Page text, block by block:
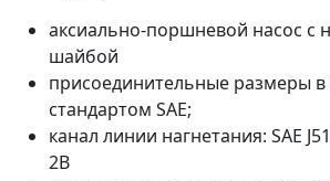
аксиально-поршневой насос с
шайбой
присоединительные размеры в
стандартом SAE;
канал линии нагнетания: SAE
2B